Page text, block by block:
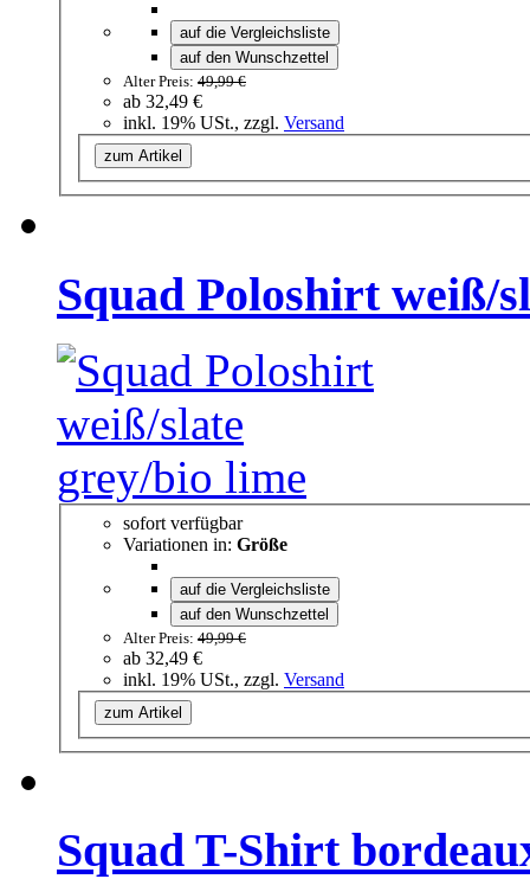
auf die Vergleichsliste
auf den Wunschzettel
Alter Preis: 49,99 €
ab 32,49 €
inkl. 19% USt., zzgl. Versand
zum Artikel
Squad Poloshirt weiß/
sofort verfügbar
Variationen in: Größe
auf die Vergleichsliste
auf den Wunschzettel
Alter Preis: 49,99 €
ab 32,49 €
inkl. 19% USt., zzgl. Versand
zum Artikel
Squad T-Shirt